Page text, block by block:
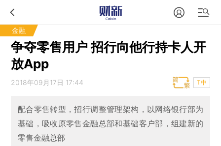
金融
争夺零售用户 招行向他行持卡人开
放App
2018年09月17日 17:44 T中
配合零售转型，招行调整管理架构，以网络银行部为
基础，吸收原零售金融总部和基础客户部，组建新的
零售金融总部